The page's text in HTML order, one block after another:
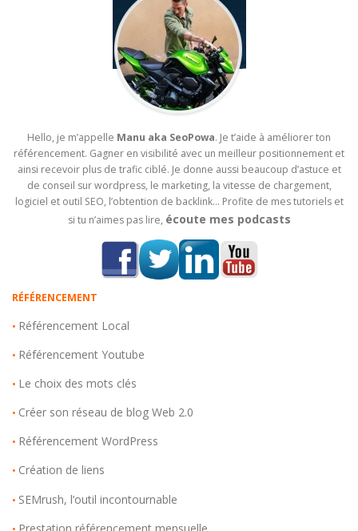
Hello, je m’appelle Manu aka SeoPowa. Je t’aide à améliorer ton
référencement. Gagner en visibilité avec un meilleur positionnement et
ainsi recevoir plus de trafic ciblé. Je donne aussi beaucoup d’astuce et
de conseil sur wordpress, le marketing, la vitesse de chargement,
logiciel et outil SEO, l’obtention de backlink… Profite de mes tutoriels et
si tu n’aimes pas lire, écoute mes podcasts
RÉFÉRENCEMENT
• Référencement Local
• Référencement Youtube
• Le choix des mots clés
• Créer son réseau de blog Web 2.0
• Référencement WordPress
• Création de liens
• SEMrush, l’outil incontournable
Prestation référencement mensuelle